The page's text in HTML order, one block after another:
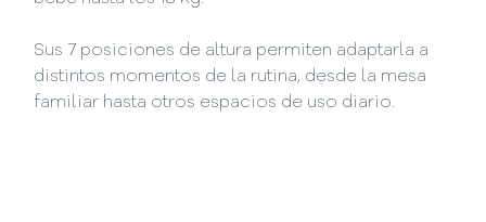
Sus 7 posiciones de altura permiten adaptarla a
distintos momentos de la rutina, desde la mesa
familiar hasta otros espacios de uso diario.